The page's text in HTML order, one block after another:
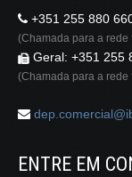
+351 255 880
(Chamada para a rede
Geral: +351 255
(Chamada para a rede
ENTRE EM